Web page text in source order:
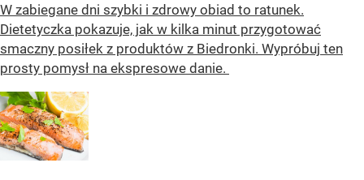
W zabiegane dni szybki i zdrowy obiad to ratunek.
Dietetyczka pokazuje, jak w kilka minut przygotować
smaczny posiłek z produktów z Biedronki. Wypróbuj ten
prosty pomysł na ekspresowe danie.